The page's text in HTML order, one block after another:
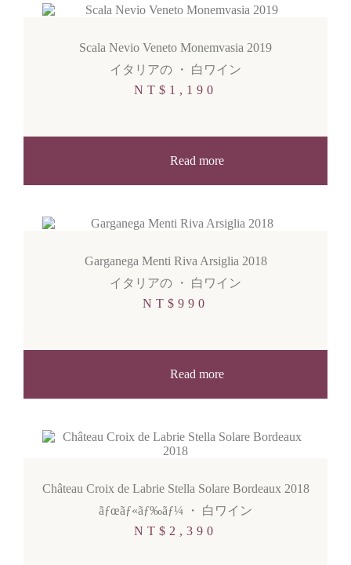
Scala Nevio Veneto Monemvasia 2019
イタリアの ・ 白ワイン
NT$ 1,190
Read more
Garganega Menti Riva Arsiglia 2018
イタリアの ・ 白ワイン
NT$ 990
Read more
Château Croix de Labrie Stella Solare Bordeaux 2018
ãƒœãƒ«ãƒ‰ãƒ¼ ・ 白ワイン
NT$ 2,390